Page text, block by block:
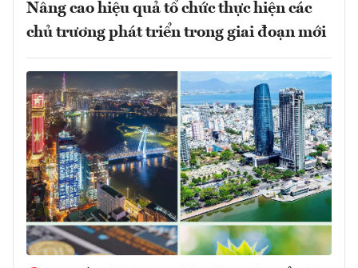
Nâng cao hiệu quả tổ chức thực hiện các
chủ trương phát triển trong giai đoạn mới